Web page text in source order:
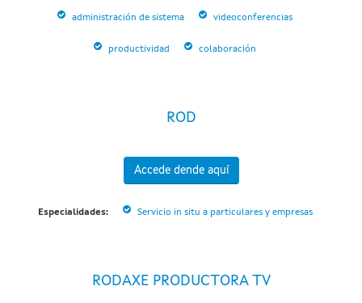
administración de sistema videoconferencias
productividad colaboración
ROD
Accede dende aquí
Especialidades: Servicio in situ a particulares y empresas
RODAXE PRODUCTORA TV